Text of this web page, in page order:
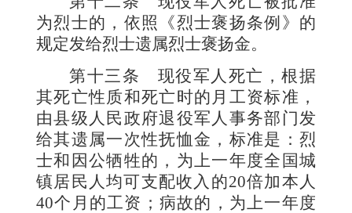
为烈士的，依照《烈士褒扬条例》的
规定发给烈士遗属烈士褒扬金。
第十三条 现役军人死亡，根据
其死亡性质和死亡时的月工资标准，
由县级人民政府退役军人事务部门发
给其遗属一次性抚恤金，标准是：烈
士和因公牺牲的，为上一年度全国城
镇居民人均可支配收入的20倍加本人
40个月的工资；病故的，为上一年度